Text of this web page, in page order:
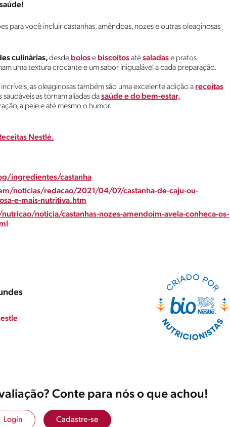
para você incluir castanhas, amêndoas, nozes e outras oleaginosas
culinárias,desde bolose biscoitosatésaladase pratos
uma textura crocante e um sabor inigualável a cada preparação.
as oleaginosas também são uma excelente adição a receitas
as tornam aliadas dasaúde e do bem-estar,
a pele e até mesmo o humor.
Nestlé.
ingredientes/castanha
noticias/redacao/2021/04/07/castanha-de-caju-ou-
e-mais-nutritiva.htm
noticia/castanhas-nozes-amendoim-avela-conheca-os-
Conte para nós o que achou!
Login Cadastre-se